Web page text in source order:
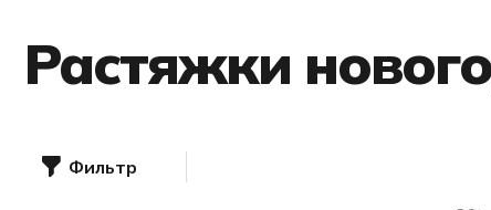
Растяжки
Фильтр